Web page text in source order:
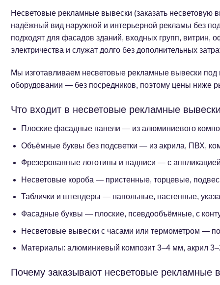
Несветовые рекламные вывески (заказать несветовую
надёжный вид наружной и интерьерной рекламы без
подходят для фасадов зданий, входных групп,
электричества и служат долго без дополнительных
Мы изготавливаем несветовые рекламные вывески под
оборудовании — без посредников, поэтому цены ниже
Что входит в несветовые рекламные
Плоские фасадные панели — из алюминиевого
Объёмные буквы без подсветки — из акрила, ПВХ,
Фрезерованные логотипы и надписи — с
Несветовые короба — пристенные, торцевые,
Таблички и штендеры — напольные, настенные,
Фасадные буквы — плоские, псевдообъёмные, с
Несветовые вывески с часами или термометром —
Материалы: алюминиевый композит 3–4 мм, акрил
Почему заказывают несветовые рекламные